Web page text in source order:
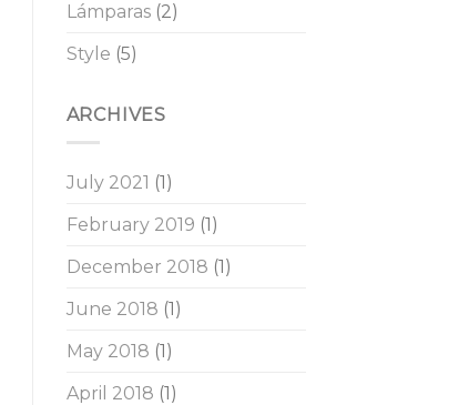
Lámparas(2)
Style (5)
ARCHIVES
July 2021 (1)
February 2019 (1)
December 2018 (1)
June 2018 (1)
May 2018 (1)
April 2018 (1)